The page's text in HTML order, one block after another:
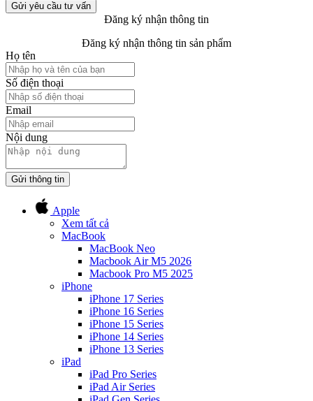
Gửi yêu cầu tư vấn
Đăng ký nhận thông tin
Đăng ký nhận thông tin sản phẩm
Họ tên
Số điện thoại
Email
Nội dung
Gửi thông tin
Apple
Xem tất cả
MacBook
MacBook Neo
Macbook Air M5 2026
Macbook Pro M5 2025
iPhone
iPhone 17 Series
iPhone 16 Series
iPhone 15 Series
iPhone 14 Series
iPhone 13 Series
iPad
iPad Pro Series
iPad Air Series